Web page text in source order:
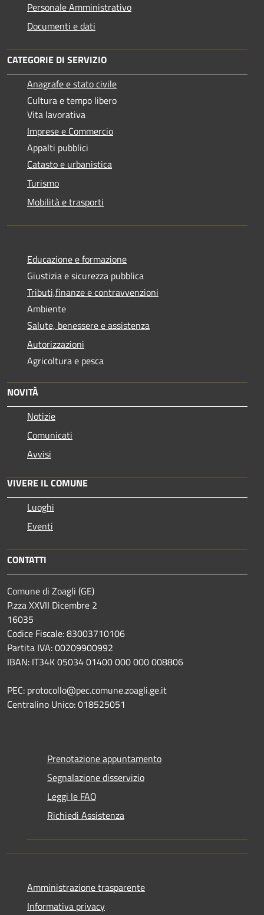
Personale Amministrativo
Documenti e dati
CATEGORIE DI SERVIZIO
Anagrafe e stato civile
Cultura e tempo libero
Vita lavorativa
Imprese e Commercio
Appalti pubblici
Catasto e urbanistica
Turismo
Mobilità e trasporti
Educazione e formazione
Giustizia e sicurezza pubblica
Tributi,finanze e contravvenzioni
Ambiente
Salute, benessere e assistenza
Autorizzazioni
Agricoltura e pesca
NOVITÀ
Notizie
Comunicati
Avvisi
VIVERE IL COMUNE
Luoghi
Eventi
CONTATTI
Comune di Zoagli (GE)
P.zza XXVII Dicembre 2
16035
Codice Fiscale: 83003710106
Partita IVA: 00209900992
IBAN: IT34K 05034 01400 000 000 008806
PEC: protocollo@pec.comune.zoagli.ge.it
Centralino Unico: 018525051
Prenotazione appuntamento
Segnalazione disservizio
Leggi le FAQ
Richiedi Assistenza
Amministrazione trasparente
Informativa privacy